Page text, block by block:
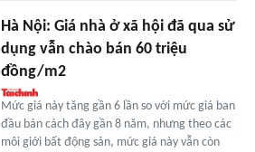
Hà Nội: Giá nhà ở xã hội đã qua sử
dụng vẫn chào bán 60 triệu
đồng/m2
Mức giá này tăng gần 6 lần so với mức giá ban
đầu bán cách đây gần 8 năm, nhưng theo các
môi giới bất động sản, mức giá này vẫn còn